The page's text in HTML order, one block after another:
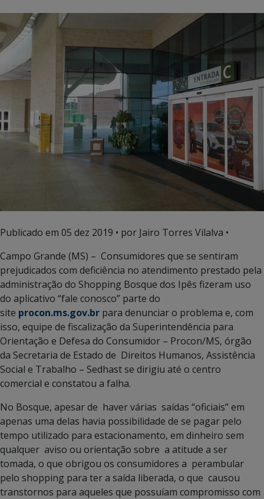
Publicado em 05 dez 2019 • por Jairo Torres Vilalva •
Campo Grande (MS) – Consumidores que se sentiram
prejudicados com deficiência no atendimento prestado pela
administração do Shopping Bosque dos Ipês fizeram uso
do aplicativo “fale conosco” parte do
site procon.ms.gov.br para denunciar o problema e, com
isso, equipe de fiscalização da Superintendência para
Orientação e Defesa do Consumidor – Procon/MS, órgão
da Secretaria de Estado de Direitos Humanos, Assistência
Social e Trabalho – Sedhast se dirigiu até o centro
comercial e constatou a falha.
No Bosque, apesar de haver várias saídas “oficiais” em
apenas uma delas havia possibilidade de se pagar pelo
tempo utilizado para estacionamento, em dinheiro sem
qualquer aviso ou orientação sobre a atitude a ser
tomada, o que obrigou os consumidores a perambular
pelo shopping para ter a saída liberada, o que causou
transtornos para aqueles que possuíam compromisso com